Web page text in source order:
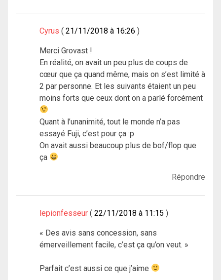
Cyrus 21/11/2018 à 16:26
Merci Grovast !
En réalité, on avait un peu plus de coups de
cœur que ça quand même, mais on s’est limité à
2 par personne. Et les suivants étaient un peu
moins forts que ceux dont on a parlé forcément
Quant à l’unanimité, tout le monde n’a pas
essayé Fuji, c’est pour ça :p
On avait aussi beaucoup plus de bof/flop que
ça
Répondre
lepionfesseur 22/11/2018 à 11:15
« Des avis sans concession, sans
émerveillement facile, c’est ça qu’on veut. »
Parfait c’est aussi ce que j’aime